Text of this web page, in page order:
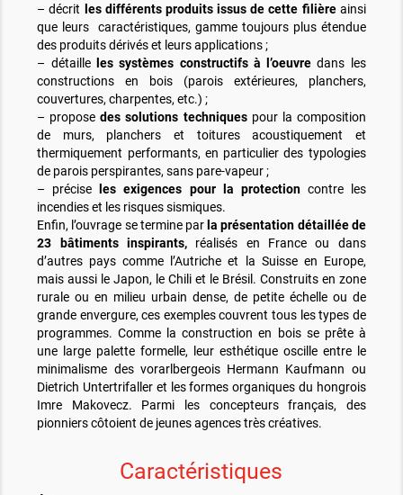
– décrit
les différents produits issus de cette filière ainsi
que leurs caractéristiques, gamme toujours plus étendue
des produits dérivés et leurs applications ;
– détaille
les systèmes constructifs à l’oeuvredans les
constructions en bois (parois extérieures, planchers,
couvertures, charpentes, etc.) ;
– proposedes solutions techniques pour la composition
de murs, planchers et toitures acoustiquement et
thermiquement performants, en particulier des typologies
de parois perspirantes, sans pare-vapeur ;
– précise
les exigences pour la protection contre les
incendies et les risques sismiques.
Enfin, l’ouvrage se termine par la présentation détaillée de
23 bâtiments inspirants, réalisés en France ou dans
d’autres pays comme l’Autriche et la Suisse en Europe,
mais aussi le Japon, le Chili et le Brésil. Construits en zone
rurale ou en milieu urbain dense, de petite échelle ou de
grande envergure, ces exemples couvrent tous les types de
programmes. Comme la construction en bois se prête à
une large palette formelle, leur esthétique oscille entre le
minimalisme des vorarlbergeois Hermann Kaufmann ou
Dietrich Untertrifaller et les formes organiques du hongrois
Imre Makovecz. Parmi les concepteurs français, des
pionniers côtoient de jeunes agences très créatives.
Caractéristiques